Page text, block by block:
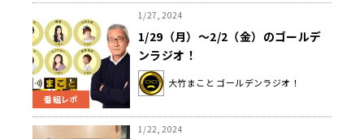
番組レポ
1/27, 2024
1/29（月）～2/2（金）のゴールデ
ンラジオ！
大竹まこと ゴールデンラジオ！
1/22, 2024